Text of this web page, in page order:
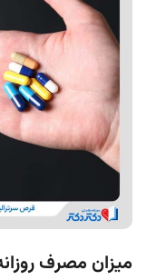
میزان مصرف